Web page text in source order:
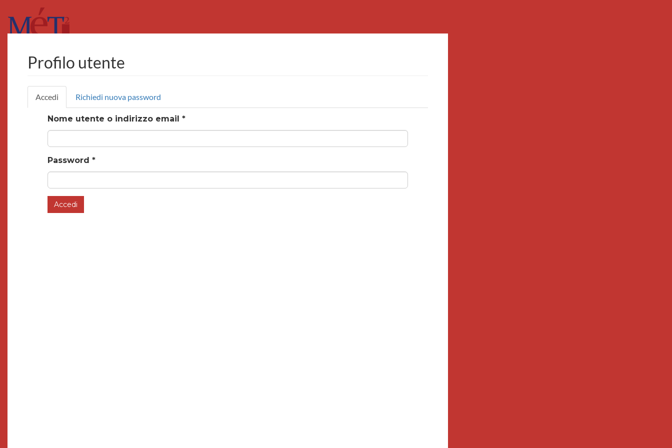
contenuto
Profilo utente
Schede
primarie
Accedi (scheda
attiva)
Richiedi nuova password
Nome utente o indirizzo email*
Password*
Accedi